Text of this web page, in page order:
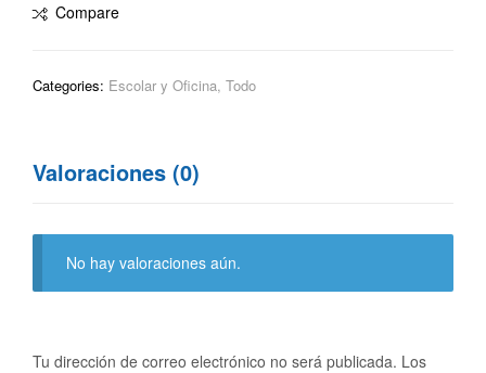
Compare
Categories: Escolar y Oficina, Todo
Valoraciones (0)
No hay valoraciones aún.
Tu dirección de correo electrónico no será publicada. Los